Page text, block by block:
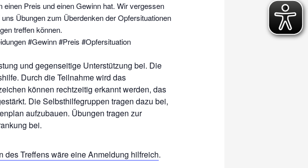
Preis und einen Gewinn hat. Wir vergessen
Übungen zum Überdenken der Opfersituationen
treffen können.
#Gewinn #Preis #Opfersituation
und gegenseitige Unterstützung bei. Die
Durch die Teilnahme wird das
können rechtzeitig erkannt werden, das
Die Selbsthilfegruppen tragen dazu bei,
aufzubauen. Übungen tragen zur
bei.
des Treffens wäre eine Anmeldung hilfreich.